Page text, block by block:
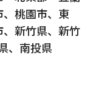
桃園市、東
新竹県、新竹
、南投県